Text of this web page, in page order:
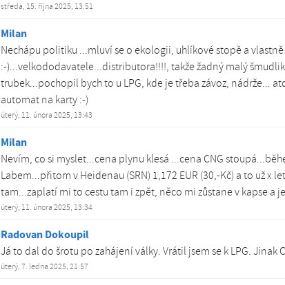
středa, 15. října 2025, 13:51
Milan
Nechápu politiku ...mluví se o ekologii, uhlíkové stopě a
:-)...velkododavatele...distributora!!!!, takže žadný malý
trubek...pochopil bych to u LPG, kde je třeba závoz, nádrže...
automat na karty :-)
úterý, 11. února 2025, 13:43
Milan
Nevím, co si myslet...cena plynu klesá ...cena CNG
Labem...přitom v Heidenau (SRN) 1,172 EUR (30,-Kč) a to už x
tam...zaplatí mi to cestu tam i zpět, něco mi zůstane v kapse a
úterý, 11. února 2025, 13:34
Radovan Dokoupil
Já to dal do šrotu po zahájení války. Vrátil jsem se k LPG. Jinak
úterý, 7. ledna 2025, 21:57